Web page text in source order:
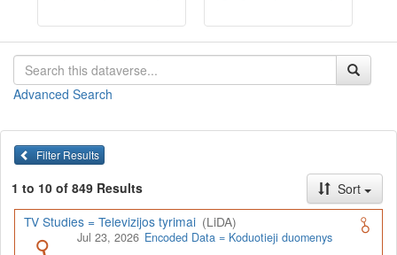
Depositors interested in deposit of their data into the LiDA
Lietuvos humanitarinių ir socialinių mokslų duomenų
infrastruktūra, suteikianti prieigą prie daugiau nei 600 duomenų ir
tyrimų išteklių. Visi duomenų ir tyrimų ištekliai yra dokumentuoti
lietuvių ir anglų kalbomis pagal tarptautinius standartus. LiDA
įsikūręsKauno technologijos universiteto Duomenų analizės
ir archyvavimo (DAtA) centre( data.ktu.edu
Advanced Search
Filter Results
1 to 10 of 849 Results
Sort
TV Studies = Televizijos tyrimai (LiDA)
Jul 23, 2026 Encoded Data = Koduotieji duomenys